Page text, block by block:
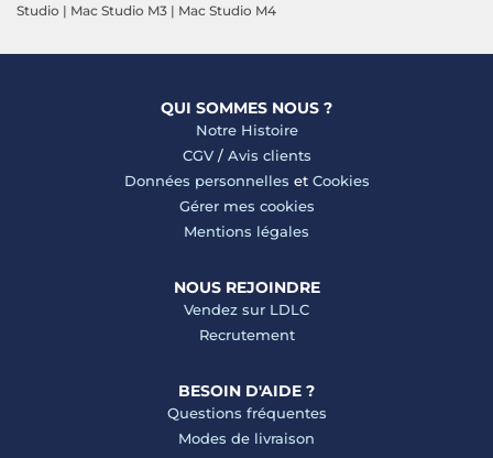
Studio | Mac Studio M3 | Mac Studio M4
QUI SOMMES NOUS ?
Notre Histoire
CGV/ Avis clients
Données personnelles et Cookies
Gérer mes cookies
Mentions légales
NOUS REJOINDRE
Vendez sur LDLC
Recrutement
BESOIN D'AIDE ?
Questions fréquentes
Modes de livraison